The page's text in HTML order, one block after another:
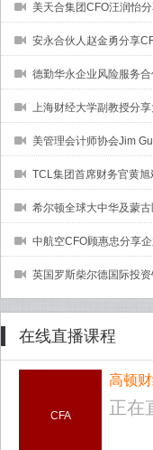
美天合集团CFO汪润怡
安永合伙人赵金勇分享
德勤华永企业风险服务
上海财经大学副教授分
美管理会计师协会Jim
TCL集团首席财务官黄
希尔顿全球大中华及蒙
中航空CFO顾惠忠分享
英国罗斯柴尔德国际投
在线直播课程
CFA
高顿
正在